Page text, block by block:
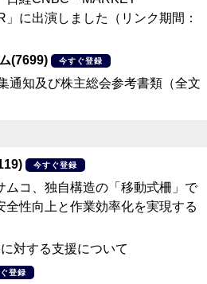
に出演しました（リンク期間：
(7699)
今すぐ登録
通知及び株主総会参考書類（全文
今すぐ登録
ムコ、独自構造の「移動式柵」で
全性向上と作業効率化を実現する
対する支援について
登録